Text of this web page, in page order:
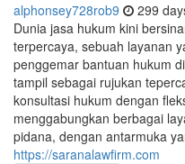
alphonsey728rob9 299
Dunia jasa hukum kini
terpercaya, sebuah layanan
penggemar bantuan hukum
tampil sebagai rujukan
konsultasi hukum dengan
menggabungkan berbagai
pidana, dengan antarmuka
https://saranalawfirm.com